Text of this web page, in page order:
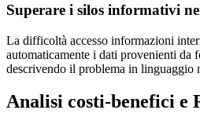
Superare i silos informativi
La difficoltà accesso informazioni
automaticamente i dati provenienti da
descrivendo il problema in linguaggio
Analisi costi-benefici e